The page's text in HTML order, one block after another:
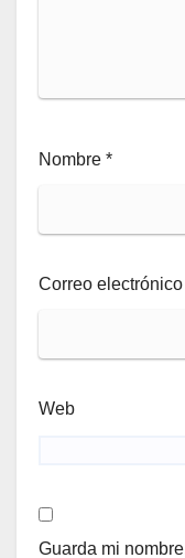
Nombre *
Correo electrónico
Web
Guarda mi